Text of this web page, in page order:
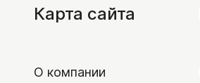
Карта сайта
О компании